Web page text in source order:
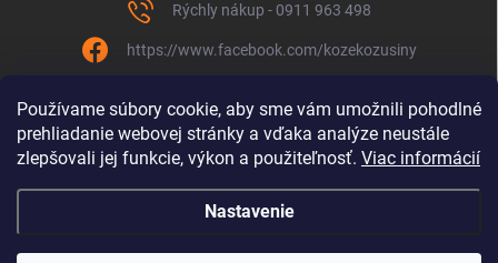
Používame súbory cookie, aby sme vám umožnili pohodlné
prehliadanie webovej stránky a vďaka analýze neustále
zlepšovali jej funkcie, výkon a použiteľnosť. Viac informácií
Nastavenie
Rýchly nákup - 0911 963 498
https://www.facebook.com/kozekozusiny
Spolu to ťaháme už 9 rokov